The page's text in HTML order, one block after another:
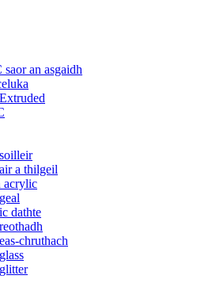
an asgaidh
a thilgeil
acrylic
dathte
chruthach